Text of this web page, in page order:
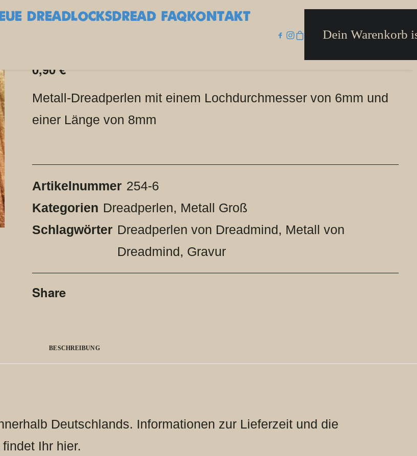
DREADLOCKSDREAD FAQKONTAKT
Dein Warenkorb
0,90 €
Metall-Dreadperlen mit einem Lochdurchmesser von 6mm und
einer Länge von 8mm
Artikelnummer 254-6
Kategorien Dreadperlen, Metall Groß
Schlagwörter Dreadperlen von Dreadmind, Metall von
Dreadmind, Gravur
Share
BESCHREIBUNG
Deutschlands. Informationen zur Lieferzeit und die
Ihr hier.